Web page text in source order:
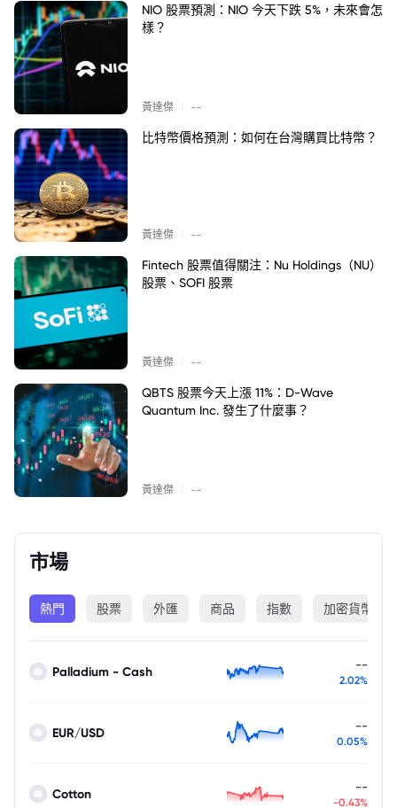
NIO 股票預測：NIO 今天下跌 5%，未來會怎
樣？
黃達傑 --
比特幣價格預測：如何在台灣購買比特幣？
黃達傑 --
Fintech 股票值得關注：Nu Holdings（NU）
股票、SOFI 股票
黃達傑 --
QBTS 股票今天上漲 11%：D-Wave
Quantum Inc. 發生了什麼事？
黃達傑 --
市場
熱門 股票 外匯 商品 指數 加密貨幣
Palladium - Cash --
2.02%
EUR/USD --
0.05%
Cotton --
-0.43%